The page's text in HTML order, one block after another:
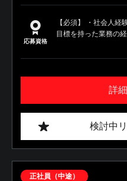
応募資格
【必須】 ・社会人
目標を持った業務の
詳
検討中
正社員（中途）